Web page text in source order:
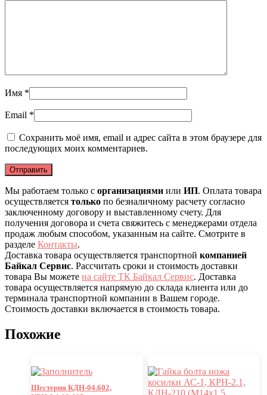
Имя *
Email *
Сохранить моё имя, email и адрес сайта в этом браузере для
последующих моих комментариев.
Мы работаем только с организациями или ИП. Оплата товара
осуществляется только по безналичному расчету согласно
заключенному договору и выставленному счету. Для
получения договора и счета свяжитесь с менеджерами отдела
продаж любым способом, указанным на сайте. Смотрите в
разделе Контакты.
Доставка товара осуществляется транспортной компанией
Байкал Сервис. Рассчитать сроки и стоимость доставки
товара Вы можете на сайте ТК Байкал Сервис. Доставка
товара осуществляется напрямую до склада клиента или до
терминала транспортной компании в Вашем городе.
Стоимость доставки включается в стоимость товара.
Похожие
Шестерня КДН-04.602,